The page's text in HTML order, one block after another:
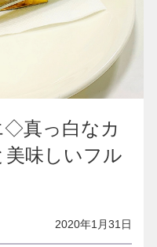
◇真っ白なカ
味しいフル
2020年1月31日